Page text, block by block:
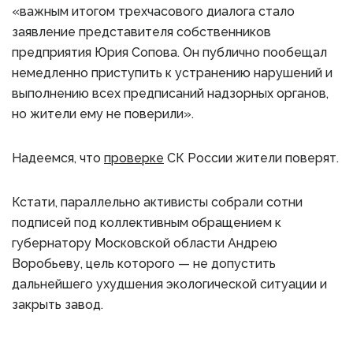
«важным итогом трехчасового диалога стало
заявление представителя собственников
предприятия Юрия Сопова. Он публично пообещал
немедленно приступить к устранению нарушений и
выполнению всех предписаний надзорных органов,
но жители ему не поверили».
Надеемся, что проверке СК России жители поверят.
Кстати, параллельно активисты собрали сотни
подписей под коллективным обращением к
губернатору Московской области Андрею
Воробьеву, цель которого — не допустить
дальнейшего ухудшения экологической ситуации и
закрыть завод.